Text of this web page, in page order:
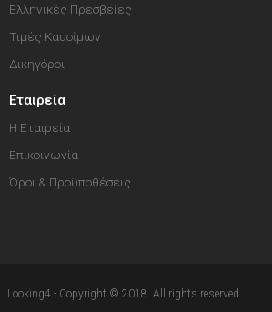
Ελληνικές Πρεσβείες
Τιμές Καυσίμων
Δικηγόροι
Εταιρεία
Η Εταιρεία
Επικοινωνία
Όροι & Προϋποθέσεις
Looking4 - Copyright © 2018. All rights reserved.